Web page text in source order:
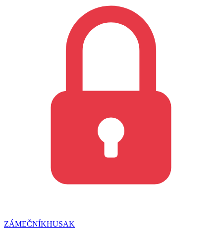
ZÁMEČNÍKHUSAK